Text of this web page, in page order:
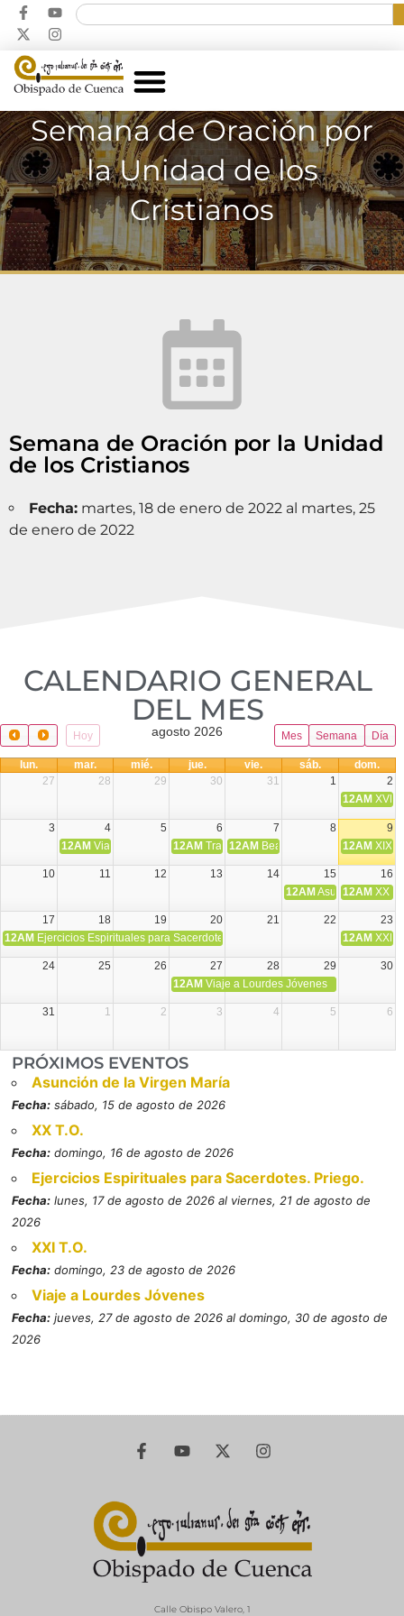
Semana de Oración por
la Unidad de los
Cristianos
Semana de Oración por la Unidad
de los Cristianos
Fecha: martes, 18 de enero de 2022 al martes, 25
de enero de 2022
CALENDARIO GENERAL
DEL MES​
Hoy Mes Semana Día
agosto 2026
lun. mar. mié. jue. vie. sáb.
dom.
27
28 29 30 31 1
2
12AM XVIII
3 4 5 6 7 8
9
12AM Viaje Diocesano a Japón.
12AM Transfiguración del Señor
12AM Beatos Cruz Laplana,
12AM XIX
10 11 12 13 14 15
16
12AM Asunción de la
12AM XX
17 18 19 20 21 22
23
12AM Ejercicios Espirituales para Sacerdotes. Priego. 12AM XXI
24 25 26 27 28 29
30
12AM Viaje a Lourdes Jóvenes
31 1 2 3 4 5 6
PRÓXIMOS EVENTOS
Asunción de la Virgen María
Fecha: sábado, 15 de agosto de 2026
XX T.O.
Fecha: domingo, 16 de agosto de 2026
Ejercicios Espirituales para Sacerdotes. Priego.
Fecha: lunes, 17 de agosto de 2026 al viernes, 21 de agosto de
2026
XXI T.O.
Fecha: domingo, 23 de agosto de 2026
Viaje a Lourdes Jóvenes
Fecha: jueves, 27 de agosto de 2026 al domingo, 30 de agosto de
2026
Calle Obispo Valero, 1